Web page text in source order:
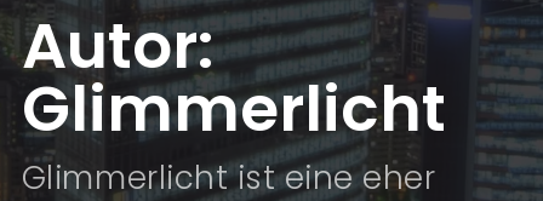
Autor:
Glimmerlicht
Glimmerlicht ist eine eher